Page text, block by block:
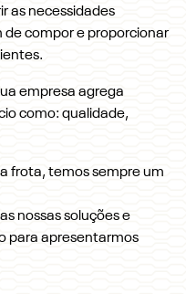
as necessidades
de compor e proporcionar
empresa agrega
como: qualidade,
frota, temos sempre um
nossas soluções e
para apresentarmos